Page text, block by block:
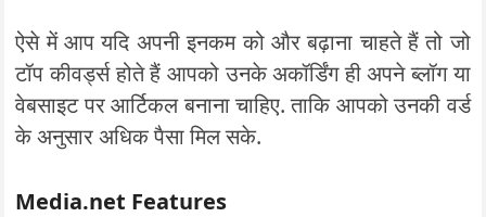
ऐसे में आप यदि अपनी इनकम को और बढ़ाना चाहते हैं तो जो
टॉप कीवर्ड्स होते हैं आपको उनके अकॉर्डिंग ही अपने ब्लॉग या
वेबसाइट पर आर्टिकल बनाना चाहिए. ताकि आपको उनकी वर्ड
के अनुसार अधिक पैसा मिल सके.
Media.net Features